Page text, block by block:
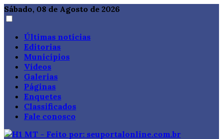
Sábado, 08 de Agosto de 2026
Últimas notícias
Editorias
Municípios
Vídeos
Galerias
Páginas
Enquetes
Classificados
Fale conosco